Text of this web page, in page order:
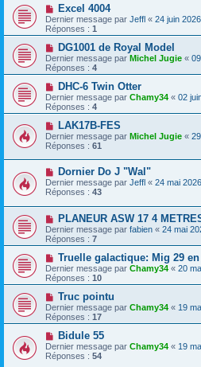
Excel 4004
Dernier message par Jeffl « 24 juin
Réponses : 1
DG1001 de Royal Model
Dernier message par Michel Jugie «
Réponses : 4
DHC-6 Twin Otter
Dernier message par Chamy34 « 02
Réponses : 4
LAK17B-FES
Dernier message par Michel Jugie «
Réponses : 61
Dornier Do J "Wal"
Dernier message par Jeffl « 24 mai
Réponses : 43
PLANEUR ASW 17 4
Dernier message par fabien « 24 mai
Réponses : 7
Truelle galactique: Mig 29
Dernier message par Chamy34 « 20
Réponses : 10
Truc pointu
Dernier message par Chamy34 « 19
Réponses : 17
Bidule 55
Dernier message par Chamy34 « 19
Réponses : 54